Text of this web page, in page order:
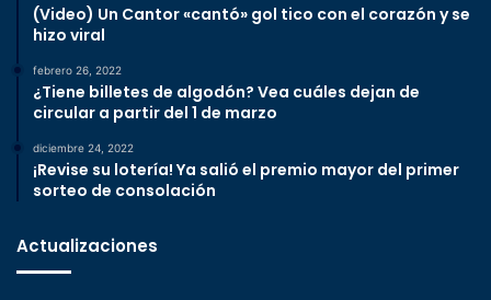
(Video) Un Cantor «cantó» gol tico con el corazón y se
hizo viral
febrero 26, 2022
¿Tiene billetes de algodón? Vea cuáles dejan de
circular a partir del 1 de marzo
diciembre 24, 2022
¡Revise su lotería! Ya salió el premio mayor del primer
sorteo de consolación
Actualizaciones